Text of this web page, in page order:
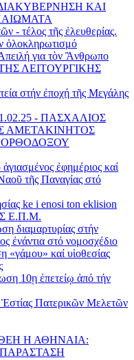
ΚΑΙ
- τέλος τῆς ἐλευθερίας.
ὁλοκληρωτισμό
για τὸν Ἂνθρωπο
ΛΕΙΤΟΥΡΓΙΚΗΣ
στήν ἐποχή τῆς Μεγάλης
- ΠΑΣΧΑΛΙΟΣ
ΑΜΕΤΑΚΙΝΗΤΟΣ
ἐφημέριος καί
τῆς Παναγίας στό
ke i enosi ton eklision
Ε.Π.Μ.
διαμαρτυρίας στήν
ἐνάντια στό νομοσχέδιο
«γάμου» καί υἱοθεσίας
10ῃ ἐπετείῳ ἀπό τήν
Ἑστίας Πατερικῶν Μελετῶν
Η ΑΘΗΝΑΙΑ: